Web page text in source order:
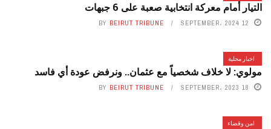
التيار أمام معركة انتخابية صعبة على 6 جبهات
12 SEPTEMBER، 2024 BY BEIRUT TRIBUNE
اخبار محلية
مولوي: لا خلاف شخصياً مع عثمان.. ونرفض عودة أي فاسد
18 SEPTEMBER، 2023 BY BEIRUT TRIBUNE
امن وقضاء